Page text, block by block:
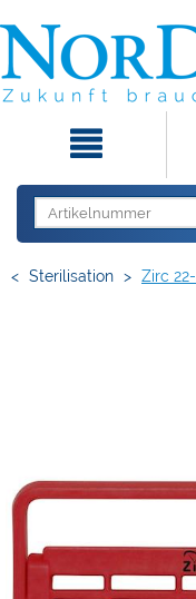
< Sterilisation > Zirc